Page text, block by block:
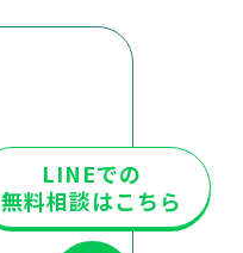
LINEでの
無料相談はこちら